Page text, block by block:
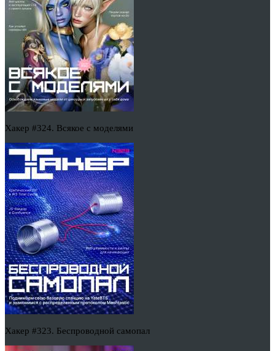
Хакер #324. Всякое с моделями
Хакер #323. Беспроводной самопал